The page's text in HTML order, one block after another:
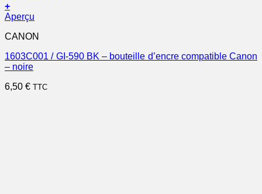
+
Aperçu
CANON
1603C001 / GI-590 BK – bouteille d’encre compatible Canon
– noire
6,50 € TTC